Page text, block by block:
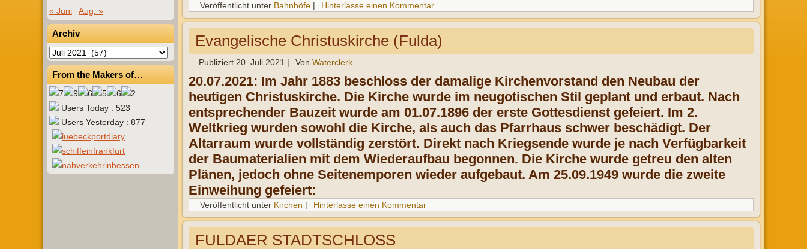
« Juni
Aug. »
Archiv
Archiv
From the Makers of…
Users Today : 523
Users Yesterday : 877
Veröffentlicht unter Bahnhöfe | Hinterlasse einen Kommentar
Evangelische Christuskirche (Fulda)
Publiziert 20. Juli 2021 | Von Waterclerk
20.07.2021: Im Jahr 1883 beschloss der damalige Kirchenvorstand den Neubau der
heutigen Christuskirche. Die Kirche wurde im neugotischen Stil geplant und erbaut. Nach
entsprechender Bauzeit wurde am 01.07.1896 der erste Gottesdienst gefeiert. Im 2.
Weltkrieg wurden sowohl die Kirche, als auch das Pfarrhaus schwer beschädigt. Der
Altarraum wurde vollständig zerstört. Direkt nach Kriegsende wurde je nach Verfügbarkeit
der Baumaterialien mit dem Wiederaufbau begonnen. Die Kirche wurde getreu den alten
Plänen, jedoch ohne Seitenemporen wieder aufgebaut. Am 25.09.1949 wurde die zweite
Einweihung gefeiert:
Veröffentlicht unter Kirchen | Hinterlasse einen Kommentar
FULDAER STADTSCHLOSS